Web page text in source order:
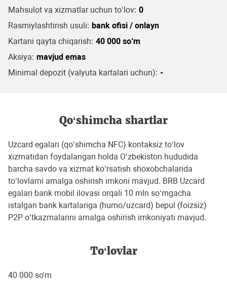
Mahsulot va xizmatlar uchun to‘lov: 0
Rasmiylashtirish usuli: bank ofisi / onlayn
Kartani qayta chiqarish: 40 000 so‘m
Aksiya: mavjud emas
Minimal depozit (valyuta kartalari uchun): -
Qo‘shimcha shartlar
Uzcard egalari (qoʻshimcha NFC) kontaksiz toʻlov
xizmatidan foydalangan holda Oʻzbekiston hududida
barcha savdo va xizmat koʻrsatish shoxobchalarida
toʻlovlarni amalga oshirish imkoni mavjud. BRB Uzcard
egalari bank mobil ilovasi orqali 10 mln soʻmgacha
istalgan bank kartalariga (humo/uzcard) bepul (foizsiz)
P2P oʻtkazmalarini amalga oshirish imkoniyati mavjud.
To‘lovlar
40 000 so'm